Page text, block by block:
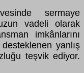
sermaye
vadeli olarak
imkânlarını
yanlış
teşvik ediyor.